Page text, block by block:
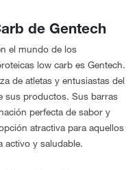
de Gentech
el mundo de los
low carb es Gentech.
de atletas y entusiastas del
sus productos. Sus barras
perfecta de sabor y
atractiva para aquellos
activo y saludable.